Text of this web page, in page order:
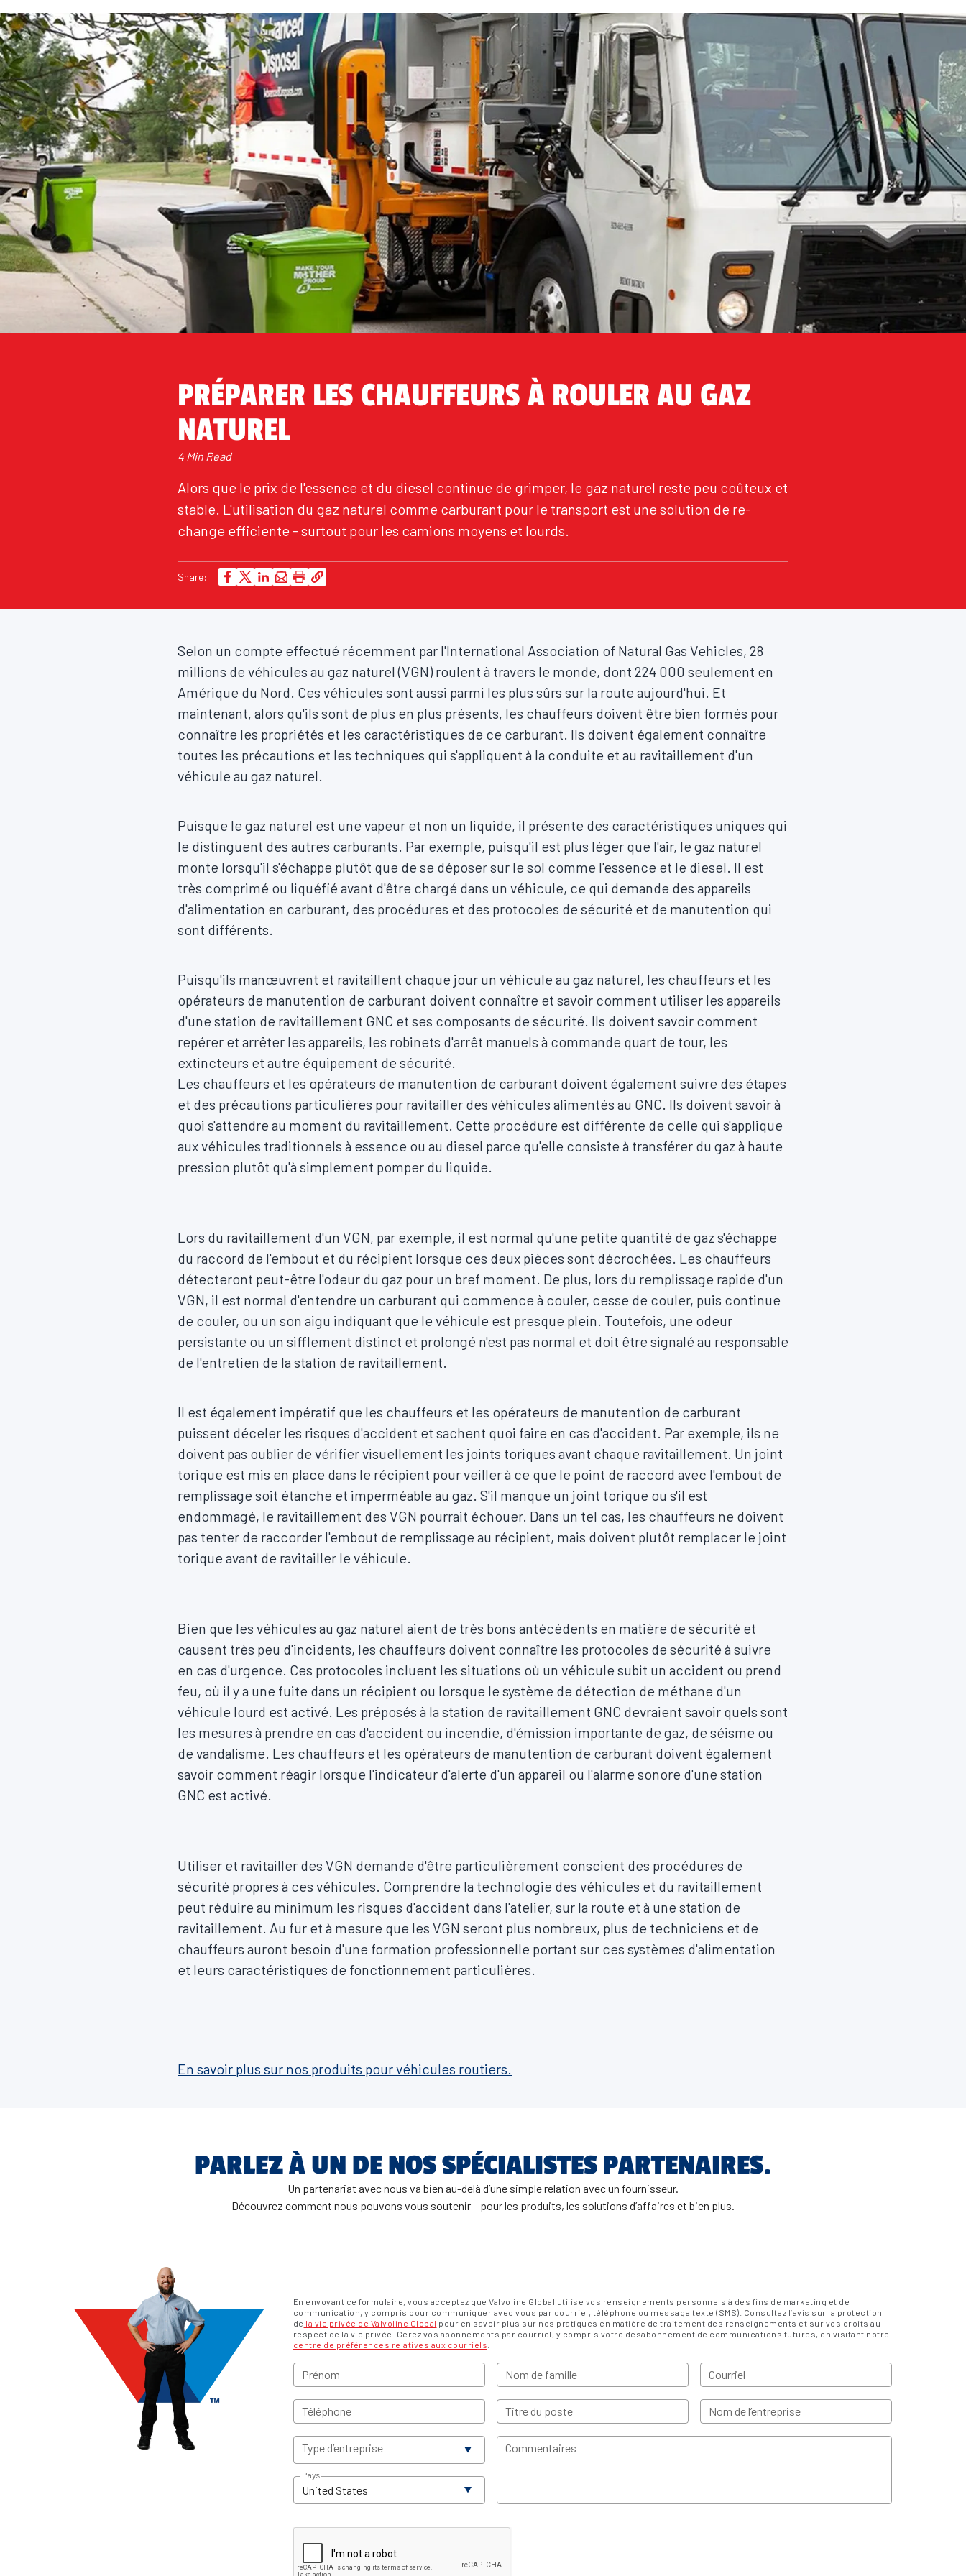
PRÉPARER LES CHAUFFEURS À ROULER AU GAZ
NATUREL
4 Min Read
Alors que le prix de l'essence et du diesel continue de grimper, le gaz naturel reste peu coûteux et
stable. L'utilisation du gaz naturel comme carburant pour le transport est une solution de re-
change efficiente - surtout pour les camions moyens et lourds.
Share:
Selon un compte effectué récemment par l'International Association of Natural Gas Vehicles, 28
millions de véhicules au gaz naturel (VGN) roulent à travers le monde, dont 224 000 seulement en
Amérique du Nord. Ces véhicules sont aussi parmi les plus sûrs sur la route aujourd'hui. Et
maintenant, alors qu'ils sont de plus en plus présents, les chauffeurs doivent être bien formés pour
connaître les propriétés et les caractéristiques de ce carburant. Ils doivent également connaître
toutes les précautions et les techniques qui s'appliquent à la conduite et au ravitaillement d'un
véhicule au gaz naturel.
Puisque le gaz naturel est une vapeur et non un liquide, il présente des caractéristiques uniques qui
le distinguent des autres carburants. Par exemple, puisqu'il est plus léger que l'air, le gaz naturel
monte lorsqu'il s'échappe plutôt que de se déposer sur le sol comme l'essence et le diesel. Il est
très comprimé ou liquéfié avant d'être chargé dans un véhicule, ce qui demande des appareils
d'alimentation en carburant, des procédures et des protocoles de sécurité et de manutention qui
sont différents.
Puisqu'ils manœuvrent et ravitaillent chaque jour un véhicule au gaz naturel, les chauffeurs et les
opérateurs de manutention de carburant doivent connaître et savoir comment utiliser les appareils
d'une station de ravitaillement GNC et ses composants de sécurité. Ils doivent savoir comment
repérer et arrêter les appareils, les robinets d'arrêt manuels à commande quart de tour, les
extincteurs et autre équipement de sécurité.
Les chauffeurs et les opérateurs de manutention de carburant doivent également suivre des étapes
et des précautions particulières pour ravitailler des véhicules alimentés au GNC. Ils doivent savoir à
quoi s'attendre au moment du ravitaillement. Cette procédure est différente de celle qui s'applique
aux véhicules traditionnels à essence ou au diesel parce qu'elle consiste à transférer du gaz à haute
pression plutôt qu'à simplement pomper du liquide.
Lors du ravitaillement d'un VGN, par exemple, il est normal qu'une petite quantité de gaz s'échappe
du raccord de l'embout et du récipient lorsque ces deux pièces sont décrochées. Les chauffeurs
détecteront peut-être l'odeur du gaz pour un bref moment. De plus, lors du remplissage rapide d'un
VGN, il est normal d'entendre un carburant qui commence à couler, cesse de couler, puis continue
de couler, ou un son aigu indiquant que le véhicule est presque plein. Toutefois, une odeur
persistante ou un sifflement distinct et prolongé n'est pas normal et doit être signalé au responsable
de l'entretien de la station de ravitaillement.
Il est également impératif que les chauffeurs et les opérateurs de manutention de carburant
puissent déceler les risques d'accident et sachent quoi faire en cas d'accident. Par exemple, ils ne
doivent pas oublier de vérifier visuellement les joints toriques avant chaque ravitaillement. Un joint
torique est mis en place dans le récipient pour veiller à ce que le point de raccord avec l'embout de
remplissage soit étanche et imperméable au gaz. S'il manque un joint torique ou s'il est
endommagé, le ravitaillement des VGN pourrait échouer. Dans un tel cas, les chauffeurs ne doivent
pas tenter de raccorder l'embout de remplissage au récipient, mais doivent plutôt remplacer le joint
torique avant de ravitailler le véhicule.
Bien que les véhicules au gaz naturel aient de très bons antécédents en matière de sécurité et
causent très peu d'incidents, les chauffeurs doivent connaître les protocoles de sécurité à suivre
en cas d'urgence. Ces protocoles incluent les situations où un véhicule subit un accident ou prend
feu, où il y a une fuite dans un récipient ou lorsque le système de détection de méthane d'un
véhicule lourd est activé. Les préposés à la station de ravitaillement GNC devraient savoir quels sont
les mesures à prendre en cas d'accident ou incendie, d'émission importante de gaz, de séisme ou
de vandalisme. Les chauffeurs et les opérateurs de manutention de carburant doivent également
savoir comment réagir lorsque l'indicateur d'alerte d'un appareil ou l'alarme sonore d'une station
GNC est activé.
Utiliser et ravitailler des VGN demande d'être particulièrement conscient des procédures de
sécurité propres à ces véhicules. Comprendre la technologie des véhicules et du ravitaillement
peut réduire au minimum les risques d'accident dans l'atelier, sur la route et à une station de
ravitaillement. Au fur et à mesure que les VGN seront plus nombreux, plus de techniciens et de
chauffeurs auront besoin d'une formation professionnelle portant sur ces systèmes d'alimentation
et leurs caractéristiques de fonctionnement particulières.
En savoir plus sur nos produits pour véhicules routiers.
PARLEZ À UN DE NOS SPÉCIALISTES PARTENAIRES.
Un partenariat avec nous va bien au-delà d’une simple relation avec un fournisseur.
Découvrez comment nous pouvons vous soutenir – pour les produits, les solutions d’affaires et bien plus.
En envoyant ce formulaire, vous acceptez que Valvoline Global utilise vos renseignements personnels à des fins de marketing et de
communication, y compris pour communiquer avec vous par courriel, téléphone ou message texte (SMS). Consultez l’avis sur la protection
de la vie privée de Valvoline Global pour en savoir plus sur nos pratiques en matière de traitement des renseignements et sur vos droits au
respect de la vie privée. Gérez vos abonnements par courriel, y compris votre désabonnement de communications futures, en visitant notre
centre de préférences relatives aux courriels
Prénom Nom de famille Courriel
Téléphone Titre du poste Nom de l’entreprise
Type d’entreprise
Pays
United States
Commentaires